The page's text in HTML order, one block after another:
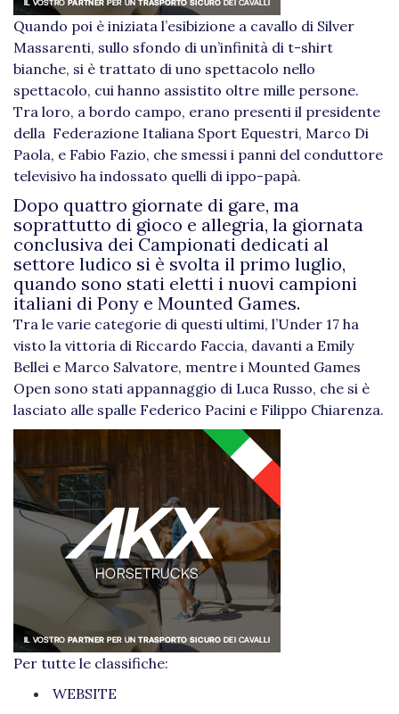
Quando poi è iniziata l’esibizione a cavallo di Silver
Massarenti, sullo sfondo di un’infinità di t-shirt
bianche, si è trattato di uno spettacolo nello
spettacolo, cui hanno assistito oltre mille persone.
Tra loro, a bordo campo, erano presenti il presidente
della Federazione Italiana Sport Equestri, Marco Di
Paola, e Fabio Fazio, che smessi i panni del conduttore
televisivo ha indossato quelli di ippo-papà.
Dopo quattro giornate di gare, ma
soprattutto di gioco e allegria, la giornata
conclusiva dei Campionati dedicati al
settore ludico si è svolta il primo luglio,
quando sono stati eletti i nuovi campioni
italiani di Pony e Mounted Games.
Tra le varie categorie di questi ultimi, l’Under 17 ha
visto la vittoria di Riccardo Faccia, davanti a Emily
Bellei e Marco Salvatore, mentre i Mounted Games
Open sono stati appannaggio di Luca Russo, che si è
lasciato alle spalle Federico Pacini e Filippo Chiarenza.
Per tutte le classifiche:
WEBSITE